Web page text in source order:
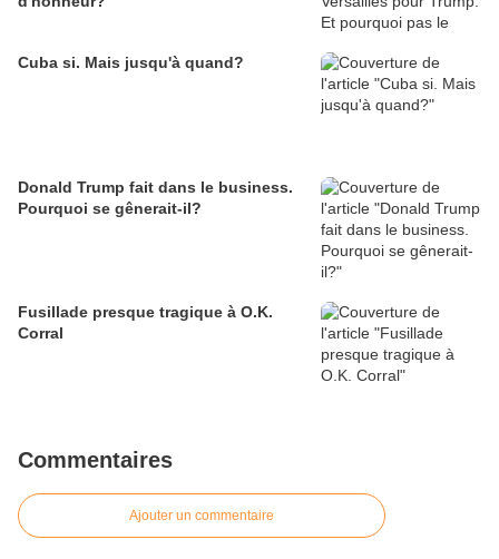
Cuba si. Mais jusqu'à quand?
Donald Trump fait dans le business.
Pourquoi se gênerait-il?
Fusillade presque tragique à O.K.
Corral
Commentaires
Ajouter un commentaire